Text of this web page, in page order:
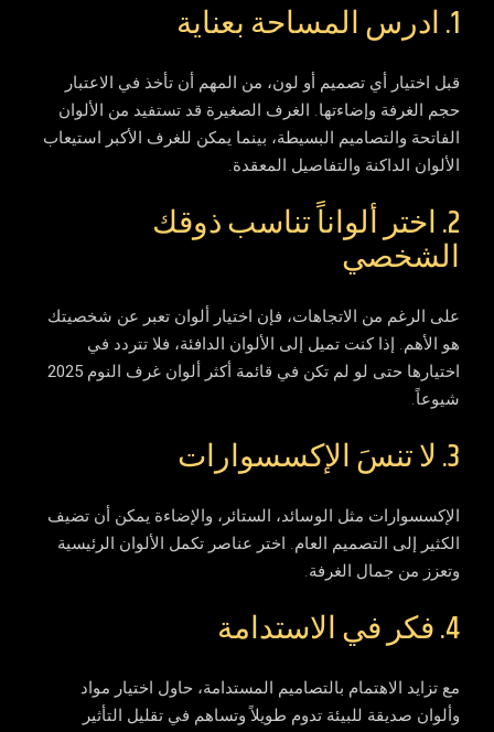
1. ادرس المساحة بعناية
قبل اختيار أي تصميم أو لون، من المهم أن تأخذ في الاعتبار
حجم الغرفة وإضاءتها. الغرف الصغيرة قد تستفيد من الألوان
الفاتحة والتصاميم البسيطة، بينما يمكن للغرف الأكبر استيعاب
الألوان الداكنة والتفاصيل المعقدة.
2. اختر ألواناً تناسب ذوقك
الشخصي
على الرغم من الاتجاهات، فإن اختيار ألوان تعبر عن شخصيتك
هو الأهم. إذا كنت تميل إلى الألوان الدافئة، فلا تتردد في
اختيارها حتى لو لم تكن في قائمة أكثر ألوان غرف النوم 2025
شيوعاً.
3. لا تنسَ الإكسسوارات
الإكسسوارات مثل الوسائد، الستائر، والإضاءة يمكن أن تضيف
الكثير إلى التصميم العام. اختر عناصر تكمل الألوان الرئيسية
وتعزز من جمال الغرفة.
4. فكر في الاستدامة
مع تزايد الاهتمام بالتصاميم المستدامة، حاول اختيار مواد
وألوان صديقة للبيئة تدوم طويلاً وتساهم في تقليل التأثير